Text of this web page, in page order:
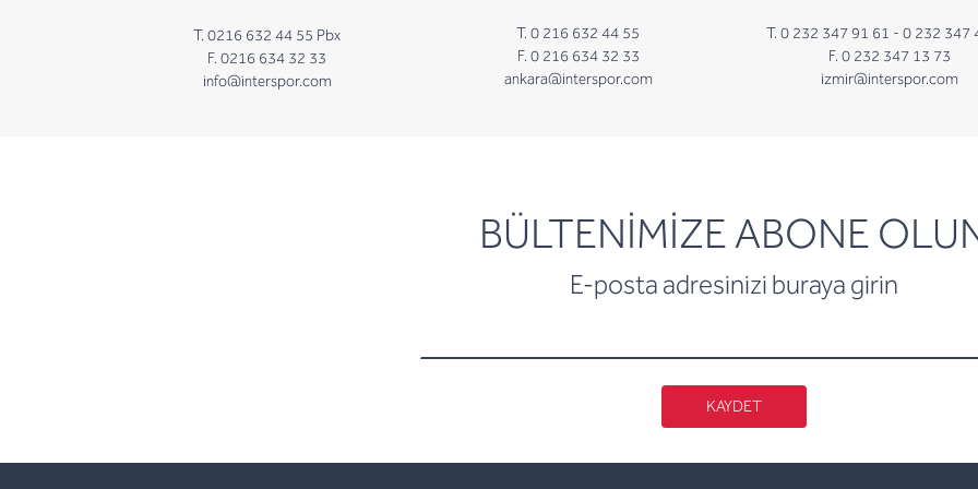
T. 0216 632 44 55 Pbx
F. 0216 634 32 33
info@interspor.com
T. 0 216 632 44 55
F. 0 216 634 32 33
ankara@interspor.com
T. 0 232 347 91 61 - 0 232 347
F. 0 232 347 13 73
izmir@interspor.com
BÜLTENİMİZE ABONE
E-posta adresinizi buraya girin
newsletter
KAYDET